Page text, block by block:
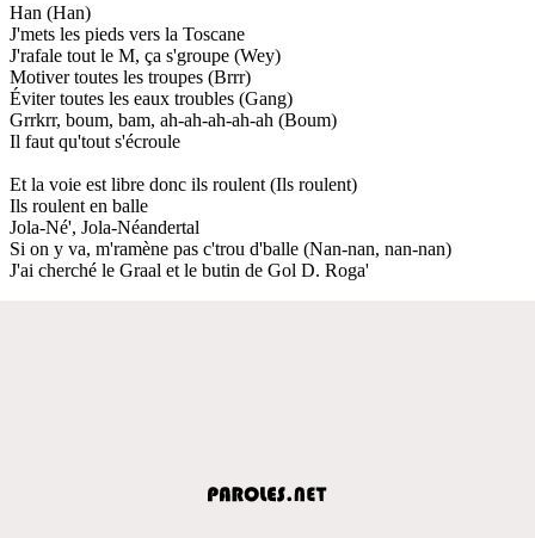
Han (Han)
J'mets les pieds vers la Toscane
J'rafale tout le M, ça s'groupe (Wey)
Motiver toutes les troupes (Brrr)
Éviter toutes les eaux troubles (Gang)
Grrkrr, boum, bam, ah-ah-ah-ah-ah (Boum)
Il faut qu'tout s'écroule
Et la voie est libre donc ils roulent (Ils roulent)
Ils roulent en balle
Jola-Né', Jola-Néandertal
Si on y va, m'ramène pas c'trou d'balle (Nan-nan, nan-nan)
J'ai cherché le Graal et le butin de Gol D. Roga'